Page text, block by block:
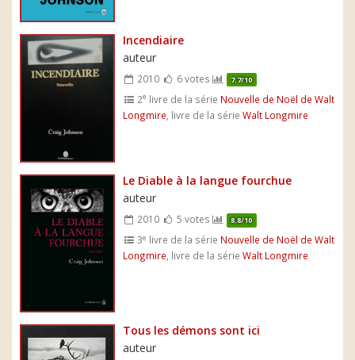
Incendiaire
auteur
2010 6 votes 7.7/10
2e livre de la série Nouvelle de Noël de Walt
Longmire , livre de la série Walt Longmire
Le Diable à la langue fourchue
auteur
2010 5 votes 8.8/10
3e livre de la série Nouvelle de Noël de Walt
Longmire , livre de la série Walt Longmire
Tous les démons sont ici
auteur